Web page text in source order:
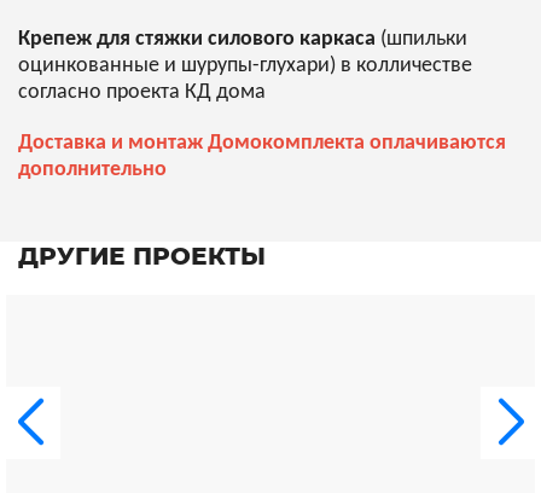
Крепеж для стяжки силового каркаса (шпильки
оцинкованные и шурупы-глухари) в колличестве
согласно проекта КД дома
Доставка и монтаж Домокомплекта оплачиваются
дополнительно
ДРУГИЕ ПРОЕКТЫ